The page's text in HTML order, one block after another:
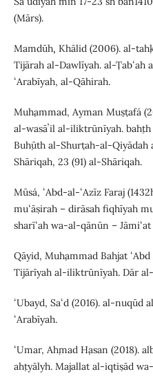
(Mārs).
Mamdūḥ, Khālid (2006). al-
Tijārah al-Dawlīyah. al-Ṭabʻah
ʻArabīyah, al-Qāhirah.
Muḥammad, Ayman Muṣṭafá
al-wasāʼil al-iliktrūnīyah.
Buḥūth al-Shurṭah-al-Qiyādah
Shāriqah, 23 (91) al-Shāriqah.
Mūsá, ʻAbd-al-ʻAzīz Faraj
muʻāṣirah – dirāsah fiqhīyah
sharīʻah wa-al-qānūn –
Qāyid, Muḥammad Bahjat
Tijārīyah al-iliktrūnīyah. Dār
ʻUbayd, Saʻd (2016). al-
ʻArabīyah.
ʻUmar, Aḥmad Ḥasan (2018).
aḥtyālyh. Majallat al-iqtiṣād